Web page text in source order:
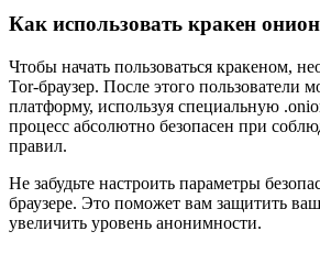
Как использовать кракен онион
Чтобы начать пользоваться кракеном,
Tor-браузер. После этого пользователи
платформу, используя специальную
процесс абсолютно безопасен при
правил.
Не забудьте настроить параметры
браузере. Это поможет вам защитить
увеличить уровень анонимности.